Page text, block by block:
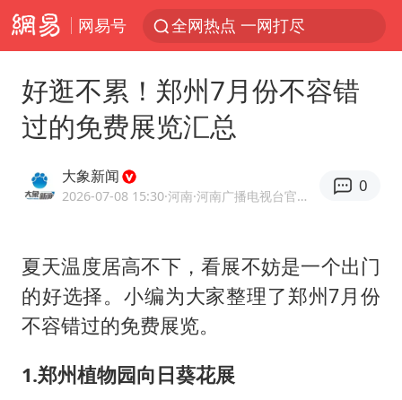
网易号 全网热点 一网打尽
好逛不累！郑州7月份不容错
过的免费展览汇总
大象新闻
2026-07-08 15:30·河南 ·河南广播电视台官方网易号
0
夏天温度居高不下，看展不妨是一个出门
的好选择。小编为大家整理了郑州7月份
不容错过的免费展览。
1.郑州植物园向日葵花展